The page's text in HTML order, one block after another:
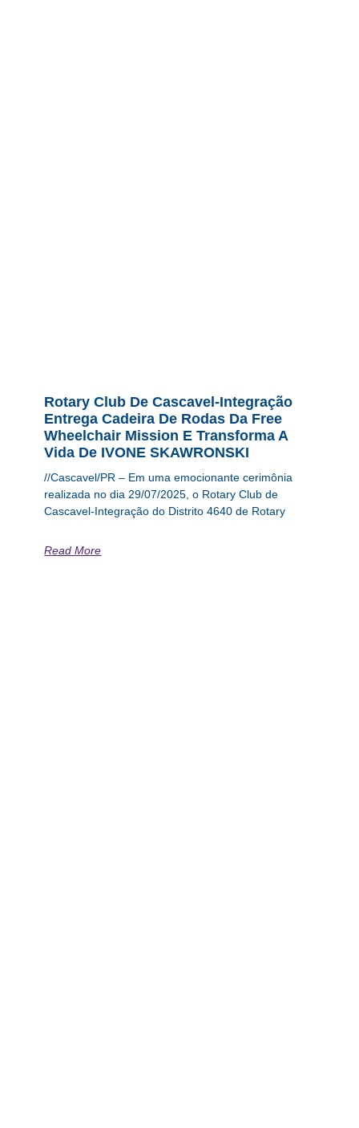
Rotary Club De Cascavel-Integração
Entrega Cadeira De Rodas Da Free
Wheelchair Mission E Transforma A
Vida De IVONE SKAWRONSKI
//Cascavel/PR – Em uma emocionante cerimônia
realizada no dia 29/07/2025, o Rotary Club de
Cascavel-Integração do Distrito 4640 de Rotary
Read More